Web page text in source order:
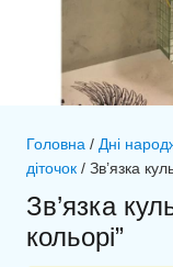
Головна / Дні
діточок / Зв’язка
Зв’язка
кольорі”